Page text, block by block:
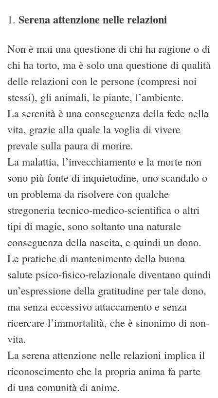
1. Serena attenzione nelle relazioni
Non è mai una questione di chi ha ragione o di
chi ha torto, ma è solo una questione di qualità
delle relazioni con le persone (compresi noi
stessi), gli animali, le piante, l’ambiente.
La serenità è una conseguenza della fede nella
vita, grazie alla quale la voglia di vivere
prevale sulla paura di morire.
La malattia, l’invecchiamento e la morte non
sono più fonte di inquietudine, uno scandalo o
un problema da risolvere con qualche
stregoneria tecnico-medico-scientifica o altri
tipi di magie, sono soltanto una naturale
conseguenza della nascita, e quindi un dono.
Le pratiche di mantenimento della buona
salute psico-fisico-relazionale diventano quindi
un’espressione della gratitudine per tale dono,
ma senza eccessivo attaccamento e senza
ricercare l’immortalità, che è sinonimo di non-
vita.
La serena attenzione nelle relazioni implica il
riconoscimento che la propria anima fa parte
di una comunità di anime.